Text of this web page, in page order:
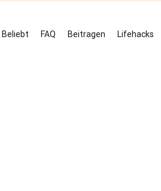
Beliebt FAQ Beitragen Lifehacks